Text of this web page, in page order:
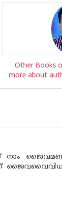
Other
more about
നാം
ജൈവവൈവിധ്യ